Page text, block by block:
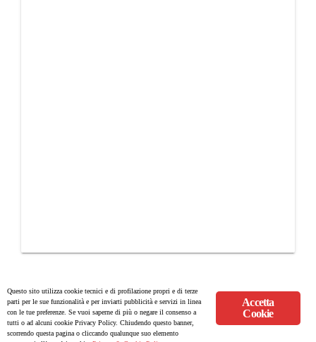
© Copyright 2008-2017 Scenaripolitici.com - Tutti i diritti riservati. Creato
daAtlanticmoon.com
Accetta
Cookie
Questo sito utilizza cookie tecnici e di profilazione propri e di terze
parti per le sue funzionalità e per inviarti pubblicità e servizi in linea
con le tue preferenze. Se vuoi saperne di più o negare il consenso a
tutti o ad alcuni cookie Privacy Policy. Chiudendo questo banner,
scorrendo questa pagina o cliccando qualunque suo elemento